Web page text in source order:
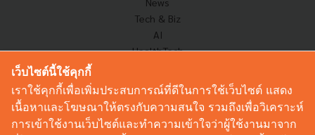
Tech & Biz
AI
HealthTech
Corp Innov
Saucy Thoughts
Based On
Sustainable
เว็บไซต์นี้ใช้คุกกี้
เราใช้คุกกี้เพื่อเพิ่มประสบการณ์ที่ดีในการใช้เว็บไซต์ แสดง
เนื้อหาและโฆษณาให้ตรงกับความสนใจ รวมถึงเพื่อวิเคราะห์
การเข้าใช้งานเว็บไซต์และทำความเข้าใจว่าผู้ใช้งานมาจาก